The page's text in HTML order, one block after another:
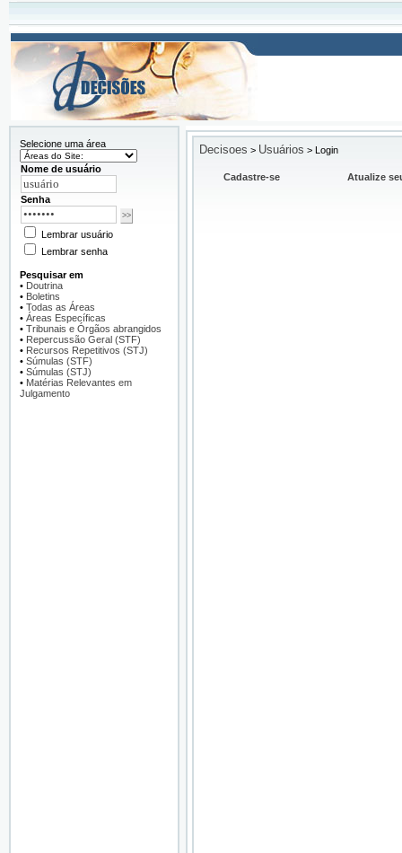
Selecione uma área
Nome de usuário
Senha
Lembrar usuário
Lembrar senha
Pesquisar em
• Doutrina
• Boletins
• Todas as Áreas
• Áreas Específicas
• Tribunais e Órgãos abrangidos
• Repercussão Geral (STF)
• Recursos Repetitivos (STJ)
• Súmulas (STF)
• Súmulas (STJ)
• Matérias Relevantes em
Julgamento
Decisoes > Usuários > Login
Cadastre-se Atualize